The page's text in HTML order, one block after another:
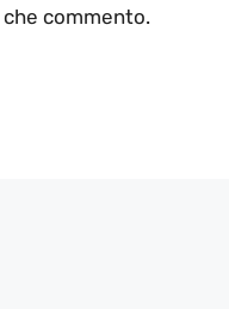
commento.